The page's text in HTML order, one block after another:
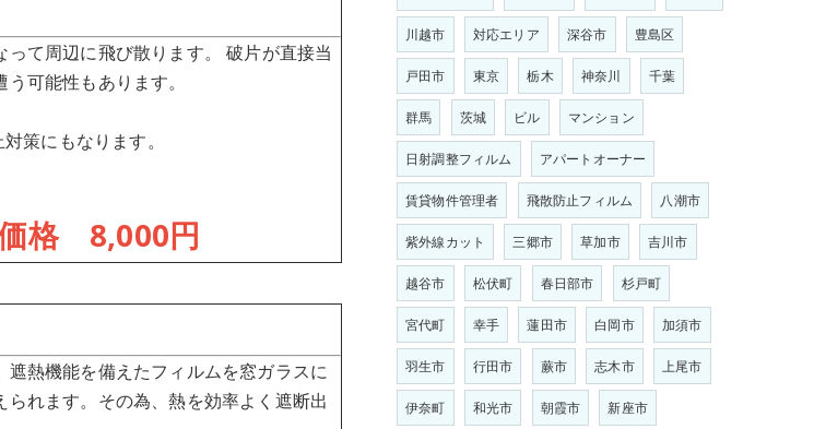
て周辺に飛び散ります。 破片が直接当
可能性もあります。
策にもなります。
格 8,000円
遮熱機能を備えたフィルムを窓ガラスに
れます。その為、熱を効率よく遮断出
川越市 対応エリア 深谷市 豊島区
戸田市 東京 栃木 神奈川 千葉
群馬 茨城 ビル マンション
日射調整フィルム アパートオーナー
賃貸物件管理者 飛散防止フィルム 八潮市
紫外線カット 三郷市 草加市 吉川市
越谷市 松伏町 春日部市 杉戸町
宮代町 幸手 蓮田市 白岡市 加須市
羽生市 行田市 蕨市 志木市 上尾市
伊奈町 和光市 朝霞市 新座市